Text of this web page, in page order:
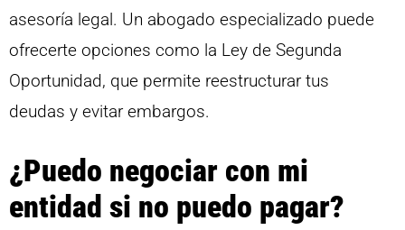
asesoría legal. Un abogado especializado puede
ofrecerte opciones como la Ley de Segunda
Oportunidad, que permite reestructurar tus
deudas y evitar embargos.
¿Puedo negociar con mi
entidad si no puedo pagar?